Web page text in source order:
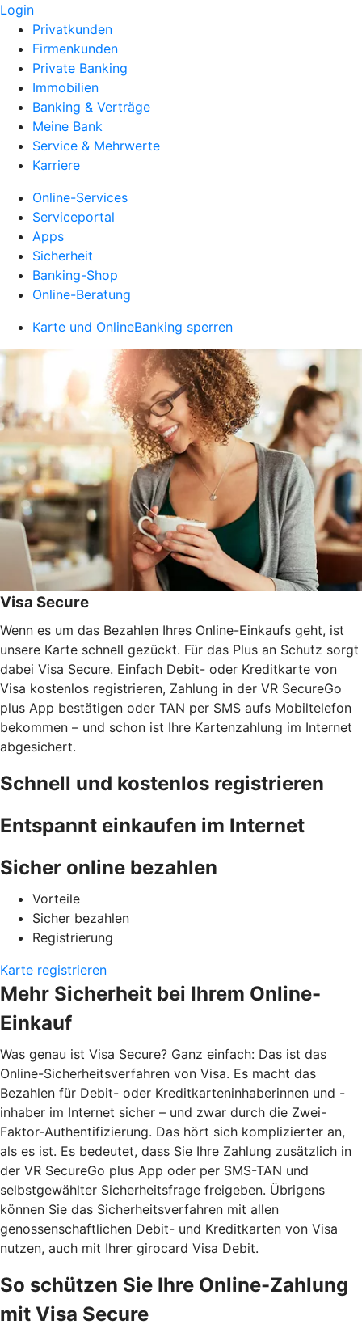
Login
Privatkunden
Firmenkunden
Private Banking
Immobilien
Banking & Verträge
Meine Bank
Service & Mehrwerte
Karriere
Online-Services
Serviceportal
Apps
Sicherheit
Banking-Shop
Online-Beratung
Karte und OnlineBanking sperren
Visa Secure
Wenn es um das Bezahlen Ihres Online-Einkaufs geht, ist
unsere Karte schnell gezückt. Für das Plus an Schutz sorgt
dabei Visa Secure. Einfach Debit- oder Kreditkarte von
Visa kostenlos registrieren, Zahlung in der VR SecureGo
plus App bestätigen oder TAN per SMS aufs Mobiltelefon
bekommen – und schon ist Ihre Kartenzahlung im Internet
abgesichert.
Schnell und kostenlos registrieren
Entspannt einkaufen im Internet
Sicher online bezahlen
Vorteile
Sicher bezahlen
Registrierung
Karte registrieren
Mehr Sicherheit bei Ihrem Online-
Einkauf
Was genau ist Visa Secure? Ganz einfach: Das ist das
Online-Sicherheitsverfahren von Visa. Es macht das
Bezahlen für Debit- oder Kreditkarteninhaberinnen und -
inhaber im Internet sicher – und zwar durch die Zwei-
Faktor-Authentifizierung. Das hört sich komplizierter an,
als es ist. Es bedeutet, dass Sie Ihre Zahlung zusätzlich in
der VR SecureGo plus App oder per SMS-TAN und
selbstgewählter Sicherheitsfrage freigeben. Übrigens
können Sie das Sicherheitsverfahren mit allen
genossenschaftlichen Debit- und Kreditkarten von Visa
nutzen, auch mit Ihrer girocard Visa Debit.
So schützen Sie Ihre Online-Zahlung
mit Visa Secure